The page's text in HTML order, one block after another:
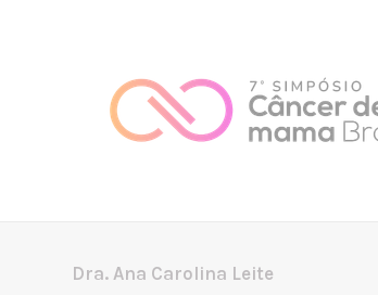
Dra. Ana Carolina Leite